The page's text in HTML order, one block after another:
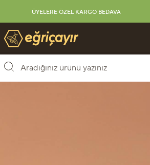
ÜYELERE ÖZEL KARGO BEDAVA
Eğriçayır Organik Arı Ürünleri